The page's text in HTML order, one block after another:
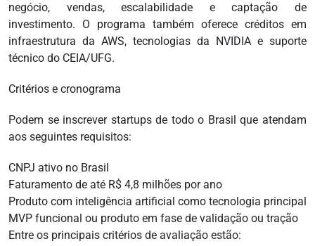
negócio, vendas, escalabilidade e captação de
investimento. O programa também oferece créditos em
infraestrutura da AWS, tecnologias da NVIDIA e suporte
técnico do CEIA/UFG.
Critérios e cronograma
Podem se inscrever startups de todo o Brasil que atendam
aos seguintes requisitos:
CNPJ ativo no Brasil
Faturamento de até R$ 4,8 milhões por ano
Produto com inteligência artificial como tecnologia principal
MVP funcional ou produto em fase de validação ou tração
Entre os principais critérios de avaliação estão: